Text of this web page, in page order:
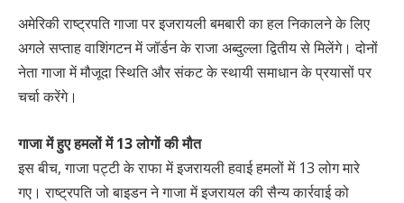
अमेरिकी राष्ट्रपति गाजा पर इजरायली बमबारी का हल निकालने के लिए
अगले सप्ताह वाशिंगटन में जॉर्डन के राजा अब्दुल्ला द्वितीय से मिलेंगे। दोनों
नेता गाजा में मौजूदा स्थिति और संकट के स्थायी समाधान के प्रयासों पर
चर्चा करेंगे।
गाजा में हुए हमलों में 13 लोगों की मौत
इस बीच, गाजा पट्टी के राफा में इजरायली हवाई हमलों में 13 लोग मारे
गए। राष्ट्रपति जो बाइडन ने गाजा में इजरायल की सैन्य कार्रवाई को